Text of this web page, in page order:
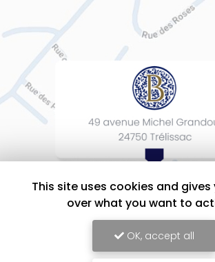
This site uses cookies and
over what you want to
OK, accept all